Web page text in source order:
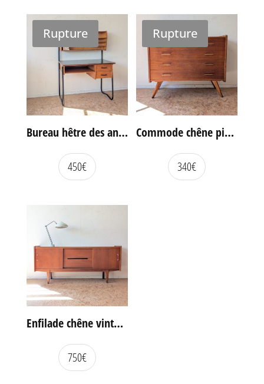
Rupture
Bureau hêtre des années 60
450€
Rupture
Commode chêne pieds compas vintage
340€
Enfilade chêne vintage portes coulissantes
750€